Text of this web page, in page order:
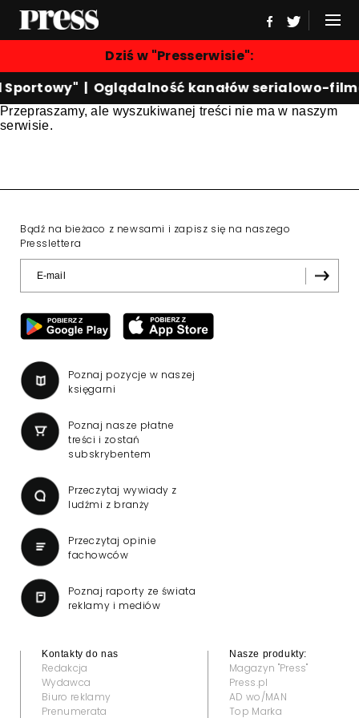
Dziś w "Presserwisie":
Sportowy" |Oglądalność kanałów serialowo-
Przepraszamy, ale wyszukiwanej treści nie ma w naszym
serwisie.
Bądź na bieżaco z newsami i zapisz się na naszego
Presslettera
Poznaj pozycje w naszej
księgarni
Poznaj nasze płatne
treści i zostań
subskrybentem
Przeczytaj wywiady z
ludźmi z branży
Przeczytaj opinie
fachowców
Poznaj raporty ze świata
reklamy i mediów
Kontakty do nas
Redakcja
Wydawca
Biuro reklamy
Prenumerata
Nasze produkty:
Magazyn "Press"
Press.pl
AD wo/MAN
Top Marka